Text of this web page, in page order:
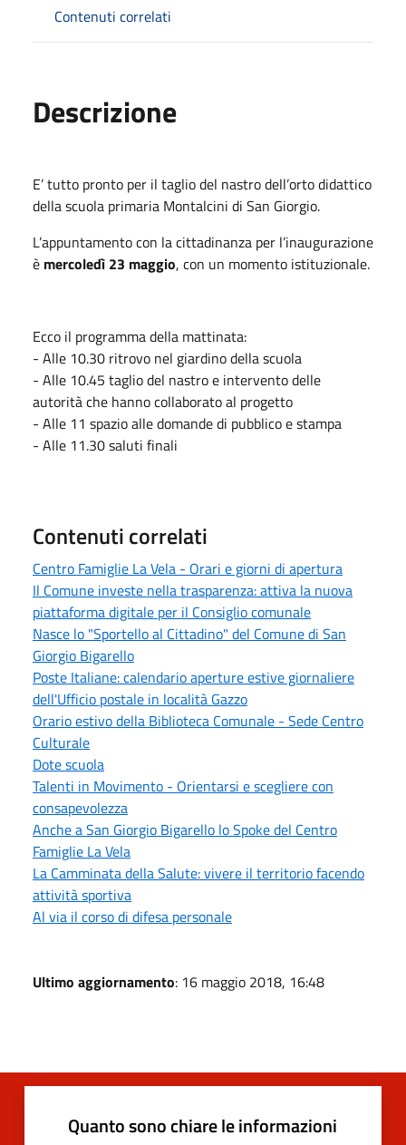
Contenuti correlati
Descrizione
E’ tutto pronto per il taglio del nastro dell’orto didattico
della scuola primaria Montalcini di San Giorgio.
L’appuntamento con la cittadinanza per l’inaugurazione
è mercoledì 23 maggio, con un momento istituzionale.
Ecco il programma della mattinata:
- Alle 10.30 ritrovo nel giardino della scuola
- Alle 10.45 taglio del nastro e intervento delle
autorità che hanno collaborato al progetto
- Alle 11 spazio alle domande di pubblico e stampa
- Alle 11.30 saluti finali
Contenuti correlati
Centro Famiglie La Vela - Orari e giorni di apertura
Il Comune investe nella trasparenza: attiva la nuova
piattaforma digitale per il Consiglio comunale
Nasce lo "Sportello al Cittadino" del Comune di San
Giorgio Bigarello
Poste Italiane: calendario aperture estive giornaliere
dell'Ufficio postale in località Gazzo
Orario estivo della Biblioteca Comunale - Sede Centro
Culturale
Dote scuola
Talenti in Movimento - Orientarsi e scegliere con
consapevolezza
Anche a San Giorgio Bigarello lo Spoke del Centro
Famiglie La Vela
La Camminata della Salute: vivere il territorio facendo
attività sportiva
Al via il corso di difesa personale
Ultimo aggiornamento: 16 maggio 2018, 16:48
Quanto sono chiare le informazioni